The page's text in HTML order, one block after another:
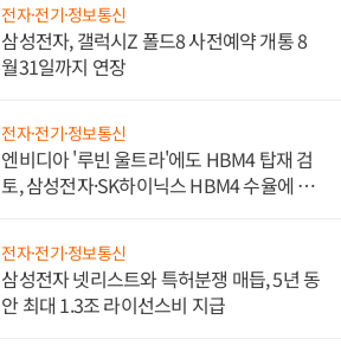
전자·전기·정보통신
삼성전자, 갤럭시Z 폴드8 사전예약 개통 8
월31일까지 연장
전자·전기·정보통신
엔비디아 '루빈 울트라'에도 HBM4 탑재 검
토, 삼성전자·SK하이닉스 HBM4 수율에 주
전자·전기·정보통신
삼성전자 넷리스트와 특허분쟁 매듭, 5년 동
안 최대 1.3조 라이선스비 지급